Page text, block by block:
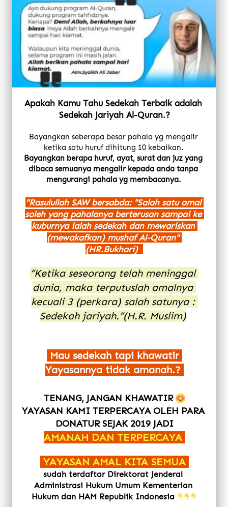
Apakah Kamu Tahu Sedekah Terbaik adalah
Sedekah Jariyah Al-Quran.?
Bayangkan seberapa besar pahala yg mengalir
ketika satu huruf dihitung 10 kebaikan.
Bayangkan berapa huruf, ayat, surat dan juz yang
dibaca semuanya mengalir kepada anda tanpa
mengurangi pahala yg membacanya.
"Rasulullah SAW bersabda: "Salah satu amal
soleh yang pahalanya berterusan sampai ke
kuburnya ialah sedekah dan mewariskan
(mewakafkan) mushaf Al-Quran"
(HR.Bukhari)
“Ketika seseorang telah meninggal
dunia, maka terputuslah amalnya
kecuali 3 (perkara) salah satunya :
Sedekah jariyah.”(H.R. Muslim)
Mau sedekah tapi khawatir
Yayasannya tidak amanah.?
TENANG, JANGAN KHAWATIR
YAYASAN KAMI TERPERCAYA OLEH PARA
DONATUR SEJAK 2019 JADI
AMANAH DAN TERPERCAYA
YAYASAN AMAL KITA SEMUA
sudah terdaftar Direktorat Jenderal
Administrasi Hukum Umum Kementerian
Hukum dan HAM Republik Indonesia